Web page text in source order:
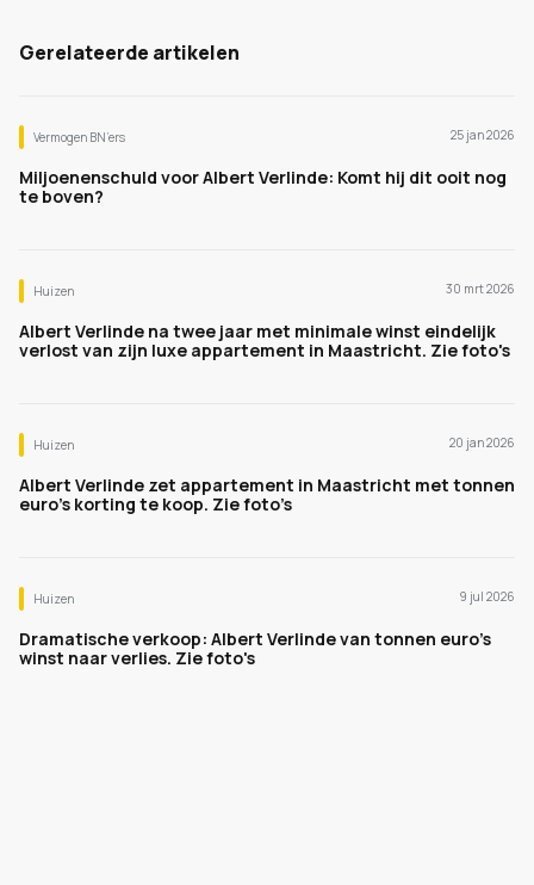
Gerelateerde artikelen
Vermogen BN’ers 25 jan 2026
Miljoenenschuld voor Albert Verlinde: Komt hij dit ooit nog
te boven?
Huizen 30 mrt 2026
Albert Verlinde na twee jaar met minimale winst eindelijk
verlost van zijn luxe appartement in Maastricht. Zie foto's
Huizen 20 jan 2026
Albert Verlinde zet appartement in Maastricht met tonnen
euro’s korting te koop. Zie foto’s
Huizen 9 jul 2026
Dramatische verkoop: Albert Verlinde van tonnen euro's
winst naar verlies. Zie foto's